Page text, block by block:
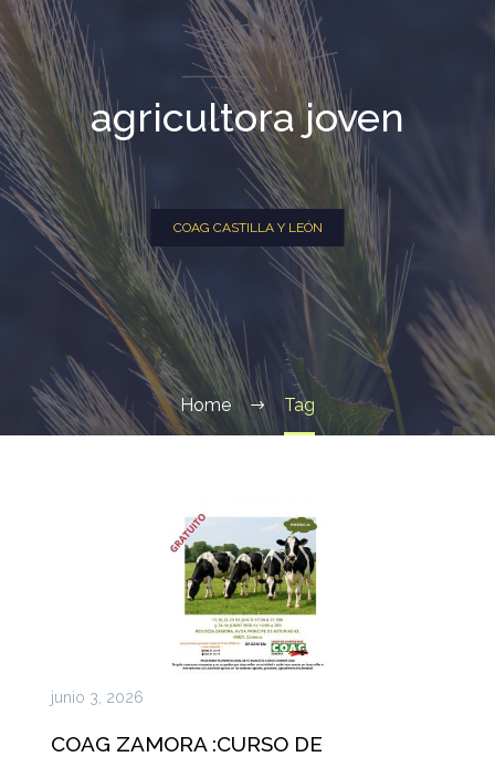
agricultora joven
COAG CASTILLA Y LEÓN
Home Tag
junio 3, 2026
COAG ZAMORA :CURSO DE